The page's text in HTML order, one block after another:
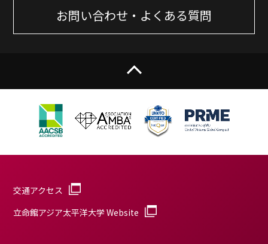
お問い合わせ・よくある質問
交通アクセス
立命館アジア太平洋大学 Website